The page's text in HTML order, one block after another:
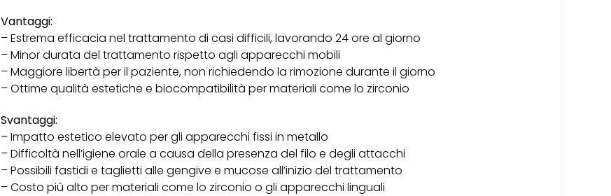
Vantaggi:
– Estrema efficacia nel trattamento di casi difficili, lavorando 24 ore al giorno
– Minor durata del trattamento rispetto agli apparecchi mobili
– Maggiore libertà per il paziente, non richiedendo la rimozione durante il giorno
– Ottime qualità estetiche e biocompatibilità per materiali come lo zirconio
Svantaggi:
– Impatto estetico elevato per gli apparecchi fissi in metallo
– Difficoltà nell’igiene orale a causa della presenza del filo e degli attacchi
– Possibili fastidi e taglietti alle gengive e mucose all’inizio del trattamento
– Costo più alto per materiali come lo zirconio o gli apparecchi linguali